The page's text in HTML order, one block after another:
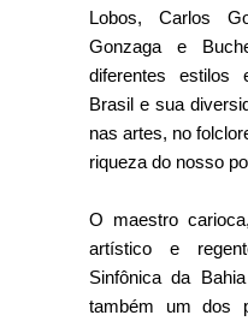
Lobos, Carlos
Gonzaga e
diferentes estilos
Brasil e sua
nas artes, no
riqueza do nosso
O maestro
artístico e
Sinfônica da
também um dos